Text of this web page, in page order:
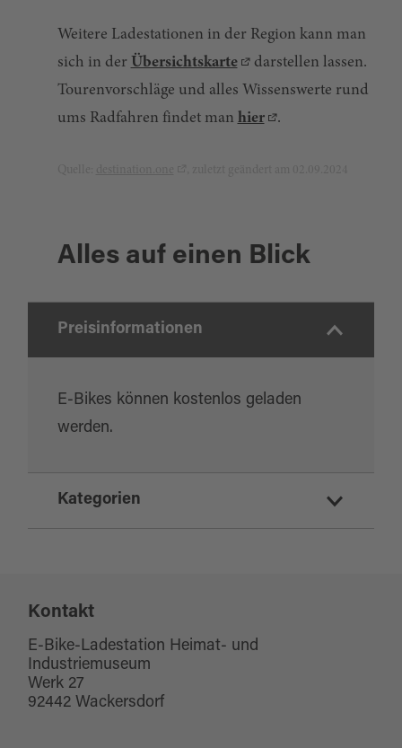
Weitere Ladestationen in der Region kann man
sich in der Übersichtskarte
darstellen lassen.
Tourenvorschläge und alles Wissenswerte rund
ums Radfahren findet man hier .
Alles auf einen Blick
Preisinformationen
E-Bikes können kostenlos geladen
werden.
Kategorien
Kontakt
E-Bike-Ladestation Heimat- und
Industriemuseum
Werk 27
92442 Wackersdorf